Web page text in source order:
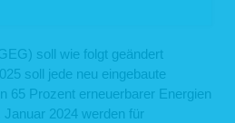
soll wie folgt geändert
soll jede neu eingebaute
65 Prozent erneuerbarer Energien
2024 werden für